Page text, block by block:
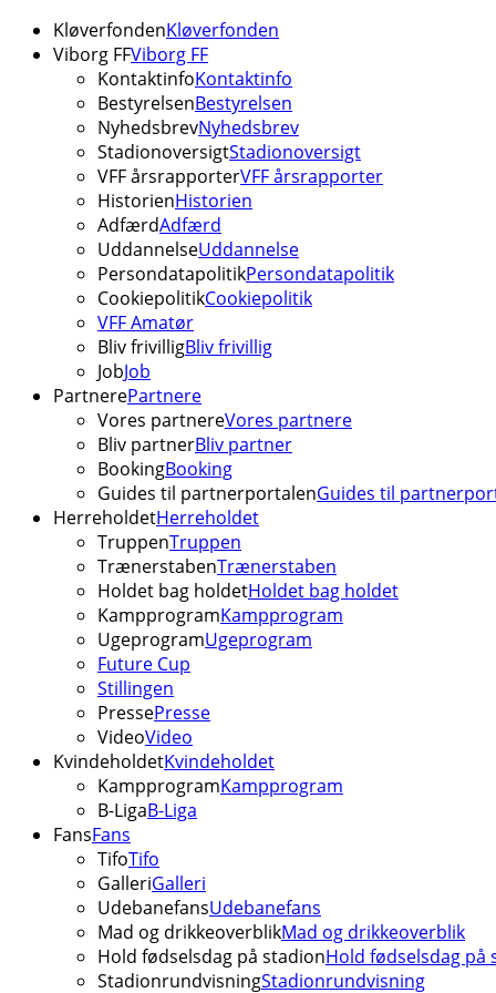
KløverfondenKløverfonden
Viborg FFViborg FF
KontaktinfoKontaktinfo
BestyrelsenBestyrelsen
NyhedsbrevNyhedsbrev
StadionoversigtStadionoversigt
VFF årsrapporterVFF årsrapporter
HistorienHistorien
AdfærdAdfærd
UddannelseUddannelse
PersondatapolitikPersondatapolitik
CookiepolitikCookiepolitik
VFF Amatør
Bliv frivilligBliv frivillig
JobJob
PartnerePartnere
Vores partnereVores partnere
Bliv partnerBliv partner
BookingBooking
Guides til partnerportalenGuides til
HerreholdetHerreholdet
TruppenTruppen
TrænerstabenTrænerstaben
Holdet bag holdetHoldet bag holdet
KampprogramKampprogram
UgeprogramUgeprogram
Future Cup
Stillingen
PressePresse
VideoVideo
KvindeholdetKvindeholdet
KampprogramKampprogram
B-LigaB-Liga
FansFans
TifoTifo
GalleriGalleri
UdebanefansUdebanefans
Mad og drikkeoverblikMad og drikkeoverblik
Hold fødselsdag på stadionHold fødselsdag på
StadionrundvisningStadionrundvisning